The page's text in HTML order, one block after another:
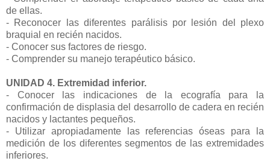
de ellas.
- Reconocer las diferentes parálisis por lesión del plexo
braquial en recién nacidos.
- Conocer sus factores de riesgo.
- Comprender su manejo terapéutico básico.
UNIDAD 4. Extremidad inferior.
- Conocer las indicaciones de la ecografía para la
confirmación de displasia del desarrollo de cadera en recién
nacidos y lactantes pequeños.
- Utilizar apropiadamente las referencias óseas para la
medición de los diferentes segmentos de las extremidades
inferiores.